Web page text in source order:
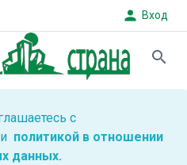
person Вход
search
с
политикой в отношении
данных.